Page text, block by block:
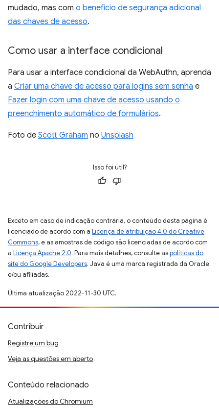
mudado, mas com o benefício de segurança adicional
das chaves de acesso.
Como usar a interface condicional
Para usar a interface condicional da WebAuthn, aprenda
a Criar uma chave de acesso para logins sem senha e
Fazer login com uma chave de acesso usando o
preenchimento automático de formulários.
Foto de Scott Graham no Unsplash
Isso foi útil?
Exceto em caso de indicação contrária, o conteúdo desta página é
licenciado de acordo com a Licença de atribuição 4.0 do Creative
Commons, e as amostras de código são licenciadas de acordo com
a Licença Apache 2.0. Para mais detalhes, consulte aspolíticas do
site do Google Developers. Java é uma marca registrada da Oracle
e/ou afiliadas.
Última atualização 2022-11-30 UTC.
Contribuir
Registre um bug
Veja as questões em aberto
Conteúdo relacionado
Atualizações do Chromium